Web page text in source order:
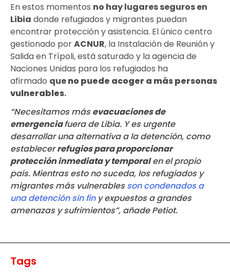
En estos momentos no hay lugares seguros en
Libia donde refugiados y migrantes puedan
encontrar protección y asistencia. El único centro
gestionado porACNUR, la Instalación de Reunión y
Salida en Trípoli, está saturado y la agencia de
Naciones Unidas para los refugiados ha
afirmado queno puede acoger a más personas
vulnerables.
“Necesitamos másevacuaciones de
emergenciafuera de Libia. Y es urgente
desarrollar una alternativa a la detención, como
establecerrefugios para proporcionar
protección inmediata y temporalen el propio
país. Mientras esto no suceda, los refugiados y
migrantes más vulnerablesson condenados a
una detención sin finy expuestos a grandes
amenazas y sufrimientos”, añade Petiot.
Tags